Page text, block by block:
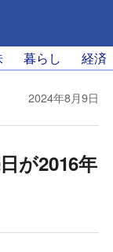
暮らし 経済
2024年8月9日
が2016年